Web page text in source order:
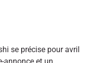
se précise pour avril